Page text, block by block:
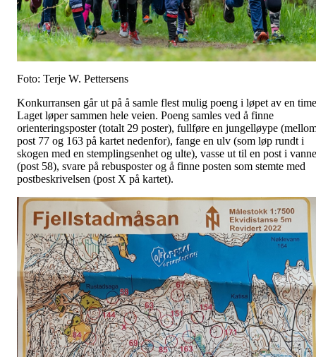
Foto: Terje W. Pettersens
Konkurransen går ut på å samle flest mulig poeng i løpet av en
Laget løper sammen hele veien. Poeng samles ved å finne
orienteringsposter (totalt 29 poster), fullføre en jungelløype
post 77 og 163 på kartet nedenfor), fange en ulv (som løp rundt i
skogen med en stemplingsenhet og ulte), vasse ut til en post i
(post 58), svare på rebusposter og å finne posten som stemte med
postbeskrivelsen (post X på kartet).